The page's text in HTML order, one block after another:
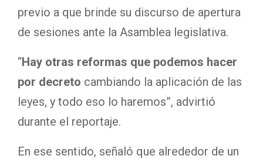
previo a que brinde su discurso de apertura
de sesiones ante la Asamblea legislativa.
“Hay otras reformas que podemos hacer
por decreto cambiando la aplicación de las
leyes, y todo eso lo haremos”, advirtió
durante el reportaje.
En ese sentido, señaló que alrededor de un